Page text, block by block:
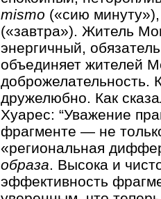
mismo («сию
(«завтра»). Житель
энергичный,
объединяет жителей
доброжелательность.
дружелюбно. Как
Хуарес: “Уважение
фрагменте — не
«региональная
образа . Высока и
эффективность